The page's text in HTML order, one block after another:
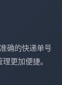
确的快递单号
更加便捷。